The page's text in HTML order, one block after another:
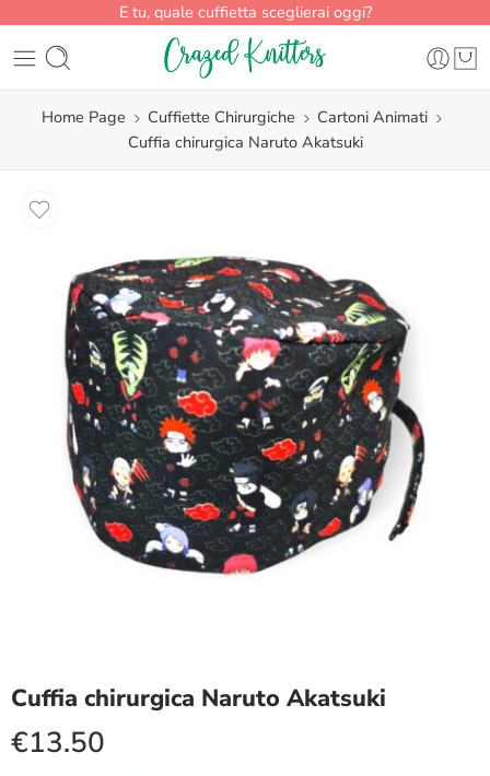
E tu, quale cuffietta sceglierai oggi?
Home Page Cuffiette Chirurgiche
Cartoni Animati
Cuffia chirurgica Naruto Akatsuki
Cuffia chirurgica Naruto Akatsuki
€13.50